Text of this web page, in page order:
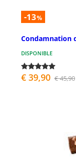
-13%
Condamnation
DISPONIBLE
€ 39,90 € 45,90